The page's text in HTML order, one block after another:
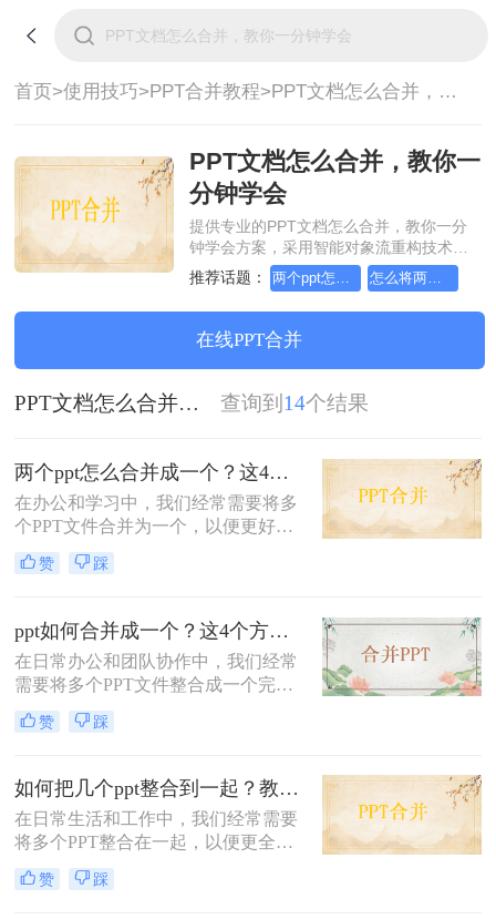
首页>使用技巧>PPT合并教程> PPT文档怎么合并，教你一分钟学会
PPT文档怎么合并，教你一
分钟学会
提供专业的PPT文档怎么合并，教你一分
钟学会方案，采用智能对象流重构技术，
确保文档1:1高保真还原且排版不乱码。支
持一键批量处理，全链路 SSL 加密保障隐
私安全。助您快速实现PPT文档怎么合
并，教你一分钟学会，无需安装，高效办
公。
推荐话题： 两个ppt怎么合并成一个
在线PPT合并
PPT文档怎么合并，教你一分钟学会 查询到 14个结果
两个ppt怎么合并成一个？这4个方法教给你！
在办公和学习中，我们经常需要将多
个PPT文件合并为一个，以便更好地
展示和管理。那么两个ppt怎么合并成
一个呢？本文将介绍四种合并PPT的
赞 踩
ppt如何合并成一个？这4个方法教给你！
在日常办公和团队协作中，我们经常
需要将多个PPT文件整合成一个完整
的演示文稿。例如，将不同部门的项
目汇报汇总，或者将课程的各个章节
往会导致排版错乱、字体丢失或动画
效果失效。
赞 踩
如何把几个ppt整合到一起？教你三种方法！
在日常生活和工作中，我们经常需要
将多个PPT整合在一起，以便更全面
地展示内容或方便分享。那么如何把
几个ppt整合到一起呢？下面将介绍三
赞 踩